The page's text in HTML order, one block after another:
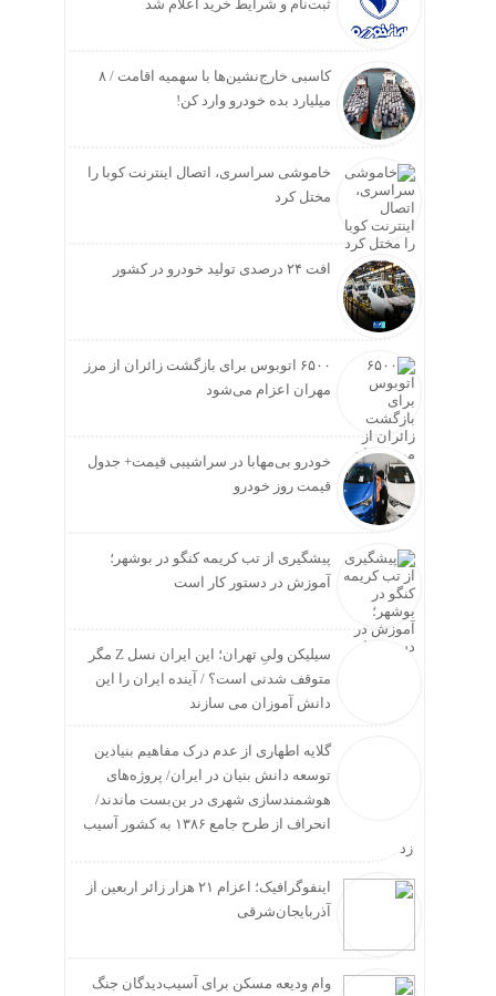
ثبت‌نام و شرایط خرید اعلام شد
کاسبی خارج‌نشین‌ها با سهمیه اقامت / ۸
میلیارد بده خودرو وارد کن!
خاموشی سراسری، اتصال اینترنت کوبا را
مختل کرد
افت ۲۴ درصدی تولید خودرو در کشور
۶۵۰۰ اتوبوس برای بازگشت زائران از مرز
مهران اعزام می‌شود
خودرو بی‌مهابا در سراشیبی قیمت+ جدول
قیمت روز خودرو
پیشگیری از تب کریمه کنگو در بوشهر؛
آموزش در دستور کار است
سیلیکن ولیِ تهران؛ این ایران نسل Z مگر
متوقف شدنی است؟ / آینده ایران را این
دانش آموزان می سازند
گلایه اطهاری از عدم درک مفاهیم بنیادین
توسعه دانش بنیان در ایران/ پروژه‌های
هوشمندسازی شهری در بن‌بست ماندند/
انحراف از طرح جامع ۱۳۸۶ به کشور آسیب
زد
اینفوگرافیک؛ اعزام ۲۱ هزار زائر اربعین از
آذربایجان‌شرقی
وام ودیعه مسکن برای آسیب‌دیدگان جنگ